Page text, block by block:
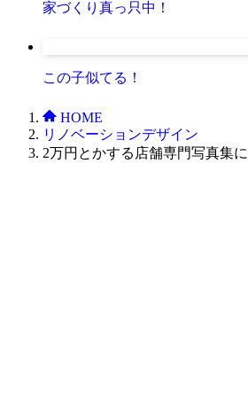
家づくり真っ只中！
この子似てる！
HOME
リノベーションデザイン
2万円とかする店舗専門写真集